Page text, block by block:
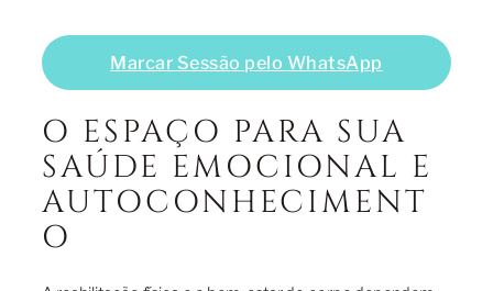
Marcar Sessão pelo WhatsApp
O ESPAÇO PARA SUA
SAÚDE EMOCIONAL E
AUTOCONHECIMENT
O